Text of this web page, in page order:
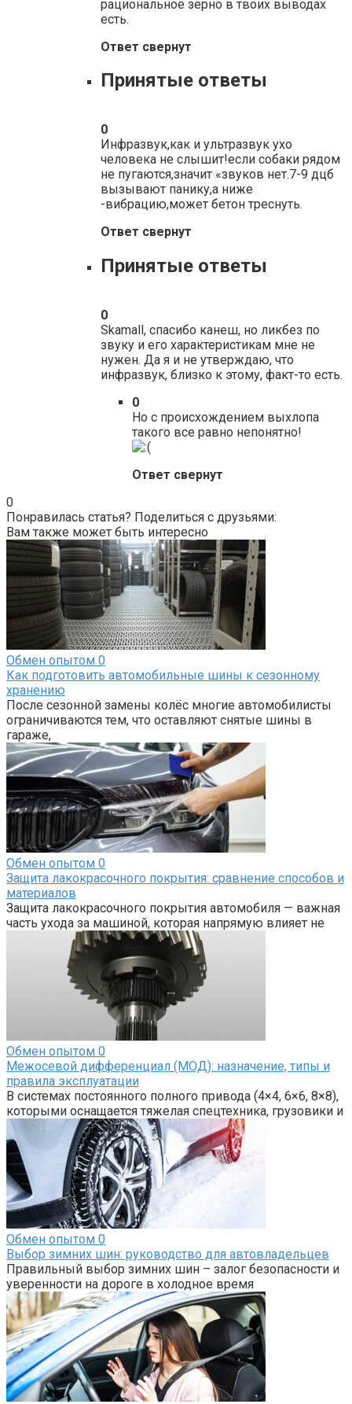
рациональное зерно в твоих выводах
есть.
Ответ свернут
Принятые ответы
0
Инфразвук,как и ультразвук ухо
человека не слышит!если собаки рядом
не пугаются,значит «звуков нет.7-9 дцб
вызывают панику,а ниже
-вибрацию,может бетон треснуть.
Ответ свернут
Принятые ответы
0
Skamall, спасибо канеш, но ликбез по
звуку и его характеристикам мне не
нужен. Да я и не утверждаю, что
инфразвук, близко к этому, факт-то есть.
0
Но с происхождением выхлопа
такого все равно непонятно!
Ответ свернут
0
Понравилась статья? Поделиться с друзьями:
Вам также может быть интересно
Обмен опытом 0
Как подготовить автомобильные шины к сезонному
хранению
После сезонной замены колёс многие автомобилисты
ограничиваются тем, что оставляют снятые шины в
гараже,
Обмен опытом 0
Защита лакокрасочного покрытия: сравнение способов и
материалов
Защита лакокрасочного покрытия автомобиля — важная
часть ухода за машиной, которая напрямую влияет не
Обмен опытом 0
Межосевой дифференциал (МОД): назначение, типы и
правила эксплуатации
В системах постоянного полного привода (4×4, 6×6, 8×8),
которыми оснащается тяжелая спецтехника, грузовики и
Обмен опытом 0
Выбор зимних шин: руководство для автовладельцев
Правильный выбор зимних шин – залог безопасности и
уверенности на дороге в холодное время